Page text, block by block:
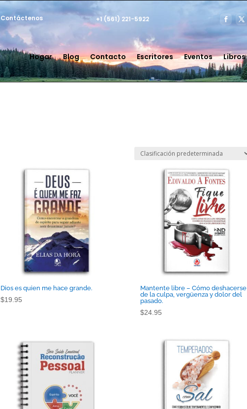
Contáctenos +1 (561) 221-5922
Hogar Blog Contacto Escritores Eventos Libros
Dios es quien me hace grande.
$19.95
Mantente libre – Cómo deshacerse
de la culpa, vergüenza y dolor del
pasado.
$24.95